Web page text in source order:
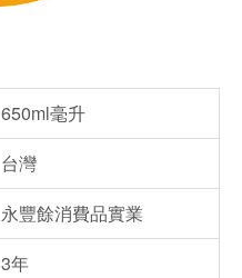
650ml毫升
台灣
永豐餘消費品實業
3年